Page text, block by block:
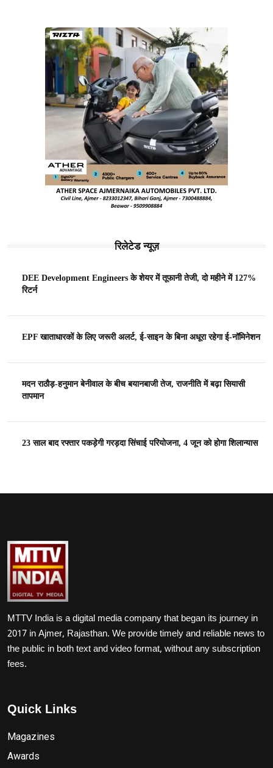
रिलेटेड न्यूज़
DEE Development Engineers के शेयर में तूफानी तेजी, दो महीने में 127%
रिटर्न
EPF खाताधारकों के लिए जरूरी अलर्ट, ई-साइन के बिना अधूरा रहेगा ई-नॉमिनेशन
मदन राठौड़-हनुमान बेनीवाल के बीच बयानबाजी तेज, राजनीति में बढ़ा सियासी
तापमान
23 साल बाद रफ्तार पकड़ेगी गरड़दा सिंचाई परियोजना, 4 जून को होगा शिलान्यास
MTTV India is a digital media company that began its journey in
2017 in Ajmer, Rajasthan. We provide timely and reliable news to
the public in both text and video format, without any subscription
fees.
Quick Links
Magazines
Awards